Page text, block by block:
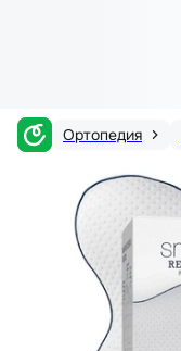
Ортопедия